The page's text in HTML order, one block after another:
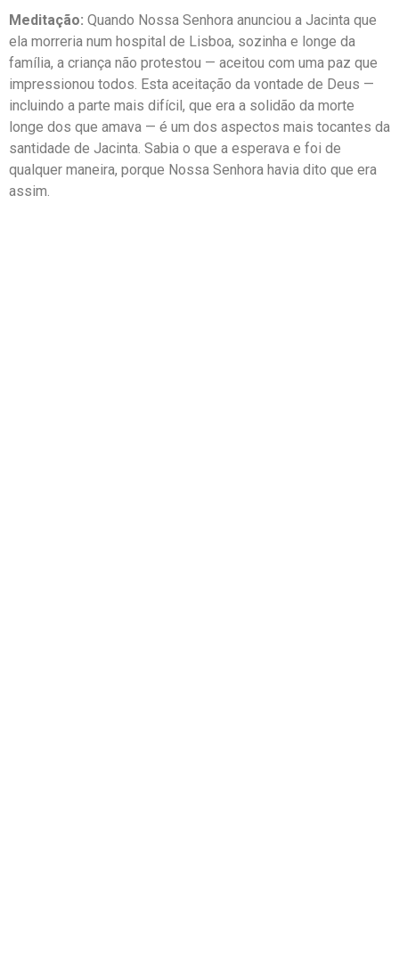
Meditação: Quando Nossa Senhora anunciou a Jacinta que
ela morreria num hospital de Lisboa, sozinha e longe da
família, a criança não protestou — aceitou com uma paz que
impressionou todos. Esta aceitação da vontade de Deus —
incluindo a parte mais difícil, que era a solidão da morte
longe dos que amava — é um dos aspectos mais tocantes da
santidade de Jacinta. Sabia o que a esperava e foi de
qualquer maneira, porque Nossa Senhora havia dito que era
assim.